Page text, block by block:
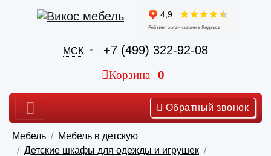
МСК +7 (499) 322-92-08
Корзина 0
Обратный звонок
Мебель
Мебель в детскую
Детские шкафы для одежды и игрушек